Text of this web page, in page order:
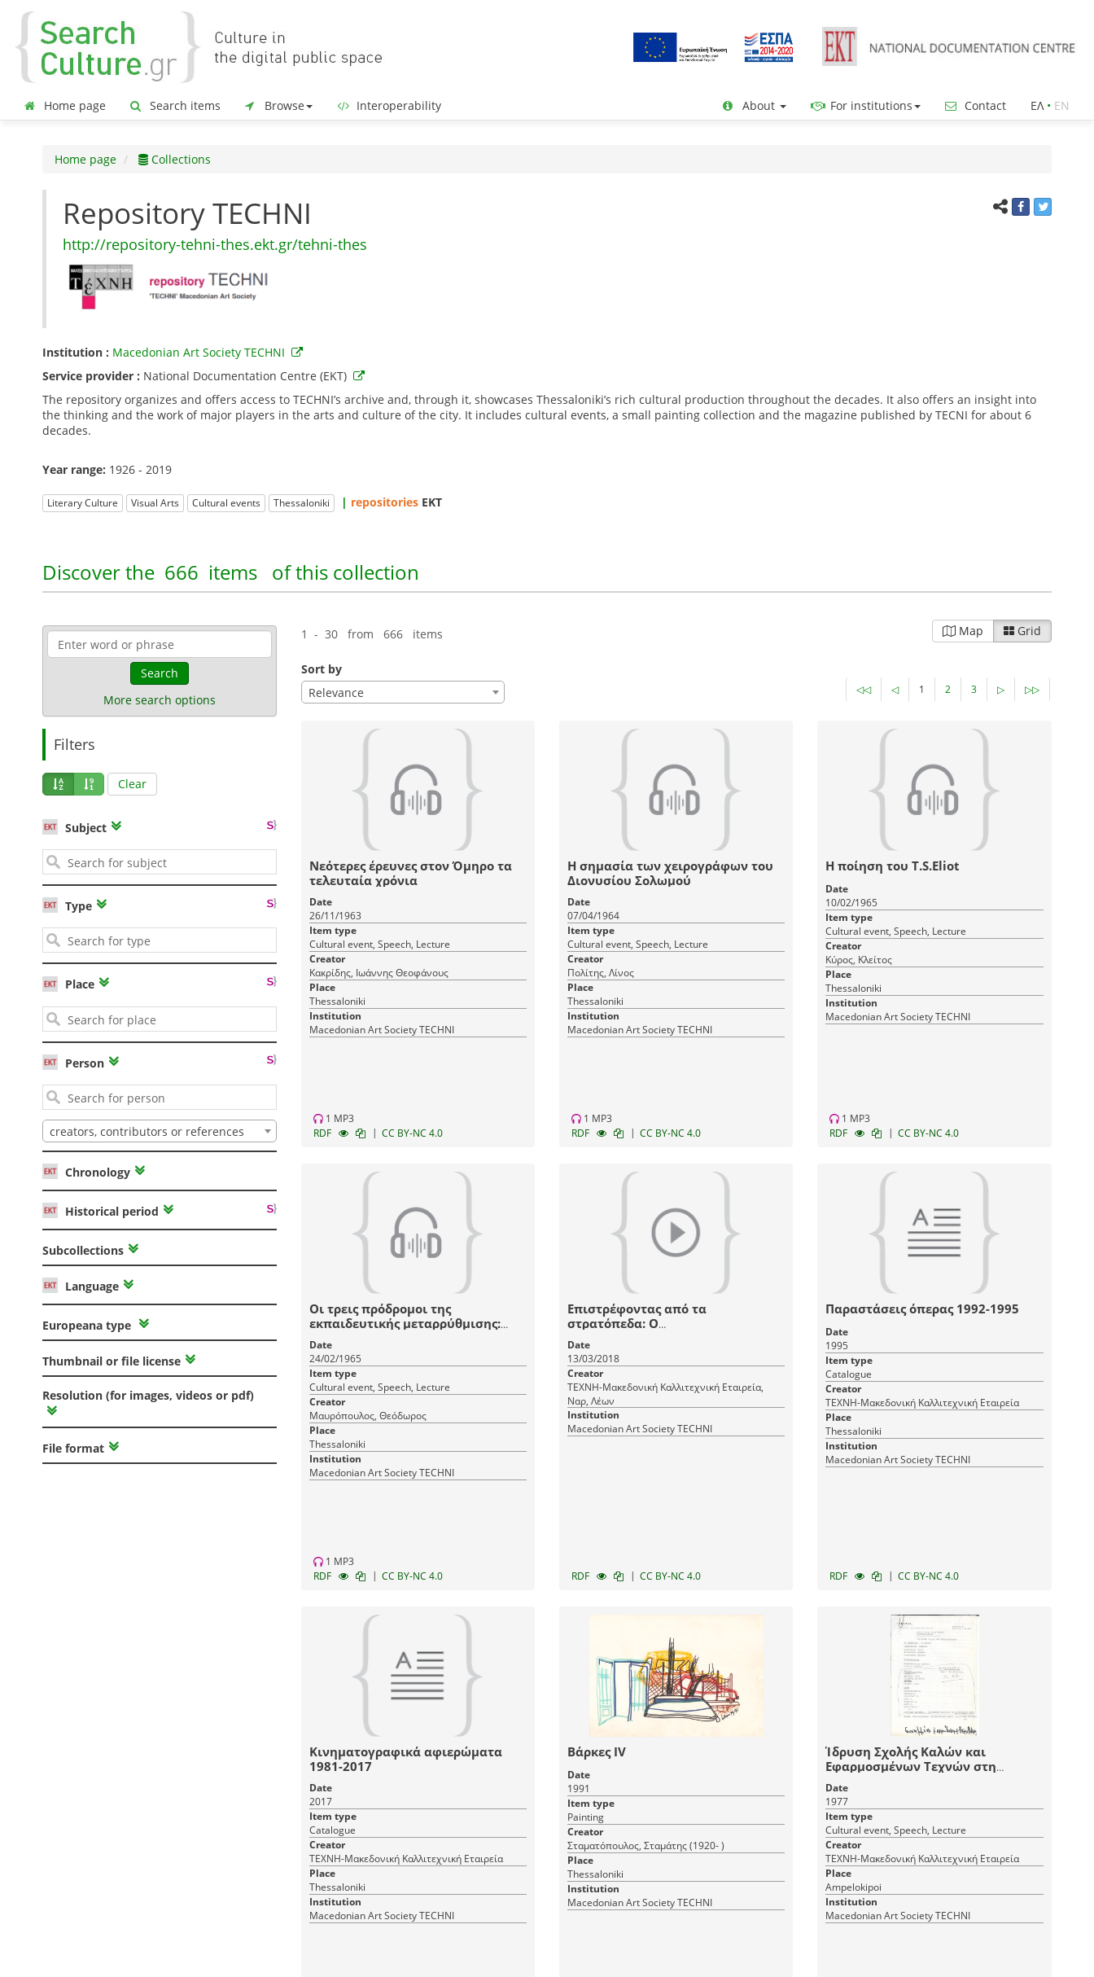
Home page Search items Browse Interoperability About For institutions Contact ΕΛ• ΕΝ
Home page Collections
Repository TECHNI
http://repository-tehni-thes.ekt.gr/tehni-thes
Institution : Macedonian Art Society TECHNI
Service provider : National Documentation Centre (EKT)
The repository organizes and offers access to TECHNI’s archive and, through it, showcases Thessaloniki’s rich cultural production throughout the decades. It also offers an insight into
the thinking and the work of major players in the arts and culture of the city. It includes cultural events, a small painting collection and the magazine published by TECNI for about 6
decades.
Year range: 1926 - 2019
Literary Culture Visual Arts Cultural events Thessaloniki | repositories EKT
Discover the 666 items of this collection
Search
More search options
Filters
Clear
Subject
Type
Place
Person
creators, contributors or references
Chronology
Historical period
Subcollections
Language
Europeana type
Thumbnail or file license
Resolution (for images, videos or pdf)
File format
1 - 30 from 666 items Map Grid
Sort by
Relevance
◁◁ ◁ 1 2 3 ▷ ▷▷
Νεότερες έρευνες στον Όμηρο τα
τελευταία χρόνια
Date
26/11/1963
Item type
Cultural event, Speech, Lecture
Creator
Κακρίδης, Ιωάννης Θεοφάνους
Place
Thessaloniki
Institution
Macedonian Art Society TECHNI
1 MP3
RDF
| CC BY-NC 4.0
Η σημασία των χειρογράφων του
Διονυσίου Σολωμού
Date
07/04/1964
Item type
Cultural event, Speech, Lecture
Creator
Πολίτης, Λίνος
Place
Thessaloniki
Institution
Macedonian Art Society TECHNI
1 MP3
RDF
| CC BY-NC 4.0
Η ποίηση του T.S.Eliot
Date
10/02/1965
Item type
Cultural event, Speech, Lecture
Creator
Κύρος, Κλείτος
Place
Thessaloniki
Institution
Macedonian Art Society TECHNI
1 MP3
RDF
| CC BY-NC 4.0
Οι τρεις πρόδρομοι της
εκπαιδευτικής μεταρρύθμισης:
Γληνός, Δελμούζος,
Τριανταφυλλίδης
Date
24/02/1965
Item type
Cultural event, Speech, Lecture
Creator
Μαυρόπουλος, Θεόδωρος
Place
Thessaloniki
Institution
Macedonian Art Society TECHNI
1 MP3
RDF
| CC BY-NC 4.0
Επιστρέφοντας από τα
στρατόπεδα: Ο
επαναπροσδιορισμός της ζωής και
της ταυτότητας των Εβραίων της
Θεσσαλονίκης (1945-1946)
Date
13/03/2018
Creator
ΤΕΧΝΗ-Μακεδονική Καλλιτεχνική Εταιρεία,
Ναρ, Λέων
Institution
Macedonian Art Society TECHNI
RDF | CC BY-NC 4.0
Παραστάσεις όπερας 1992-1995
Date
1995
Item type
Catalogue
Creator
ΤΕΧΝΗ-Μακεδονική Καλλιτεχνική Εταιρεία
Place
Thessaloniki
Institution
Macedonian Art Society TECHNI
RDF | CC BY-NC 4.0
Κινηματογραφικά αφιερώματα
1981-2017
Date
2017
Item type
Catalogue
Creator
ΤΕΧΝΗ-Μακεδονική Καλλιτεχνική Εταιρεία
Place
Thessaloniki
Institution
Macedonian Art Society TECHNI
Βάρκες IV
Date
1991
Item type
Painting
Creator
Σταματόπουλος, Σταμάτης (1920- )
Place
Thessaloniki
Institution
Macedonian Art Society TECHNI
Ίδρυση Σχολής Καλών και
Εφαρμοσμένων Τεχνών στη
Θεσσαλονίκη (1977-1982)
Date
1977
Item type
Cultural event, Speech, Lecture
Creator
ΤΕΧΝΗ-Μακεδονική Καλλιτεχνική Εταιρεία
Place
Ampelokipoi
Institution
Macedonian Art Society TECHNI